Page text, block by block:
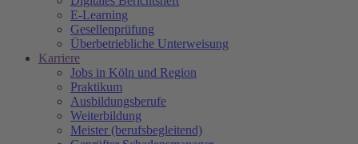
E-Learning
Gesellenprüfung
Überbetriebliche Unterweisung
Karriere
Jobs in Köln und Region
Praktikum
Ausbildungsberufe
Weiterbildung
Meister (berufsbegleitend)